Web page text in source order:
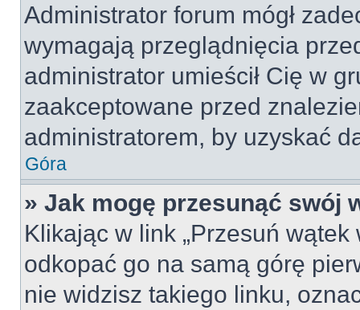
Administrator forum mógł
wymagają przeglądnięcia
administrator umieścił Cię w
zaakceptowane przed
administratorem, by uzyskać
Góra
» Jak mogę przesunąć swój
Klikając w link „Przesuń
odkopać go na samą górę
nie widzisz takiego linku,